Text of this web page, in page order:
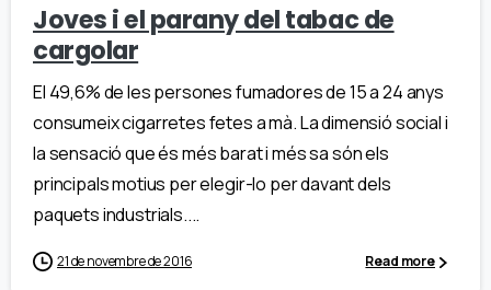
Joves i el parany del tabac de
cargolar
El 49,6% de les persones fumadores de 15 a 24 anys
consumeix cigarretes fetes a mà. La dimensió social i
la sensació que és més barat i més sa són els
principals motius per elegir-lo per davant dels
paquets industrials....
21 de novembre de 2016 Read more